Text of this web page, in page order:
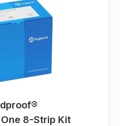
®
8-Strip Kit